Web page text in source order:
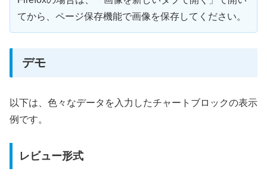
てから、ページ保存機能で画像を保存してください。
デモ
以下は、色々なデータを入力したチャートブロックの表示
例です。
レビュー形式